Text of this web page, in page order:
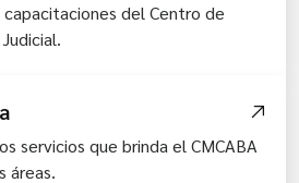
capacitaciones del Centro de
servicios que brinda el CMCABA
áreas.